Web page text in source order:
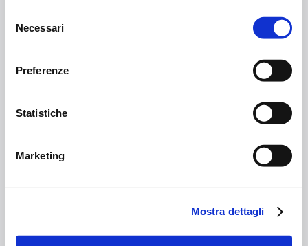
delNecessari
Preferenze
Statistiche
Marketing
Mostra dettagli